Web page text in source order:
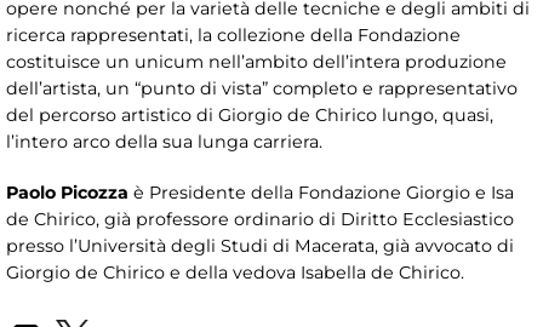
opere nonché per la varietà delle tecniche e degli ambiti di
ricerca rappresentati, la collezione della Fondazione
costituisce un unicum nell’ambito dell’intera produzione
dell’artista, un “punto di vista” completo e rappresentativo
del percorso artistico di Giorgio de Chirico lungo, quasi,
l’intero arco della sua lunga carriera.
Paolo Picozza è Presidente della Fondazione Giorgio e Isa
de Chirico, già professore ordinario di Diritto Ecclesiastico
presso l’Università degli Studi di Macerata, già avvocato di
Giorgio de Chirico e della vedova Isabella de Chirico.